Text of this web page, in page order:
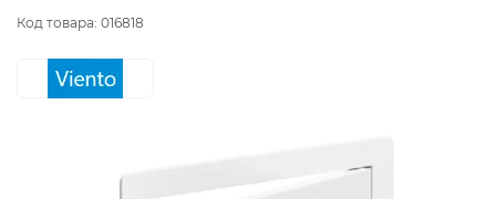
Код товара: 016818